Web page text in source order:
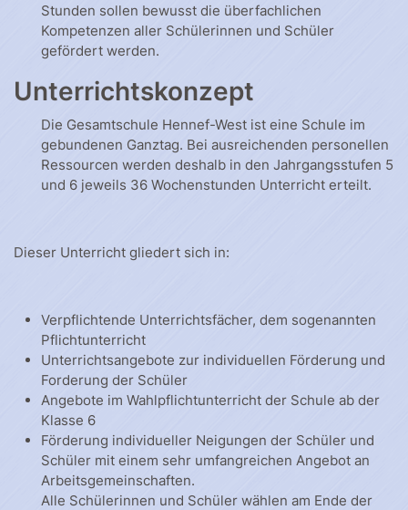
Stunden sollen bewusst die überfachlichen
Kompetenzen aller Schülerinnen und Schüler
gefördert werden.
Unterrichtskonzept
Die Gesamtschule Hennef-West ist eine Schule im
gebundenen Ganztag. Bei ausreichenden personellen
Ressourcen werden deshalb in den Jahrgangsstufen 5
und 6 jeweils 36 Wochenstunden Unterricht erteilt.
Dieser Unterricht gliedert sich in:
Verpflichtende Unterrichtsfächer, dem sogenannten
Pflichtunterricht
Unterrichtsangebote zur individuellen Förderung und
Forderung der Schüler
Angebote im Wahlpflichtunterricht der Schule ab der
Klasse 6
Förderung individueller Neigungen der Schüler und
Schüler mit einem sehr umfangreichen Angebot an
Arbeitsgemeinschaften.
Alle Schülerinnen und Schüler wählen am Ende der